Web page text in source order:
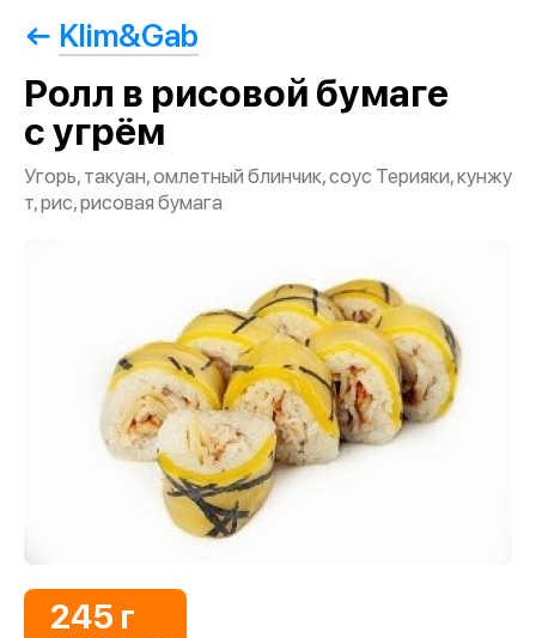
Klim&Gab
Ролл в рисовой бумаге
с угрём
Угорь, такуан, омлетный блинчик, соус Терияки, кунжу
т, рис, рисовая бумага
245 г